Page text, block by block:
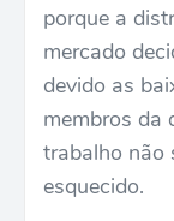
porque a
mercado
devido as
membros da
trabalho não
esquecido.